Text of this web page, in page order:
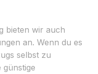
bieten wir auch
an. Wenn du es
selbst zu